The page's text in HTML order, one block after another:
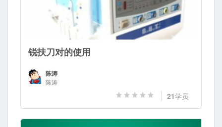
锐扶刀对的使用
陈涛
陈涛
21学员